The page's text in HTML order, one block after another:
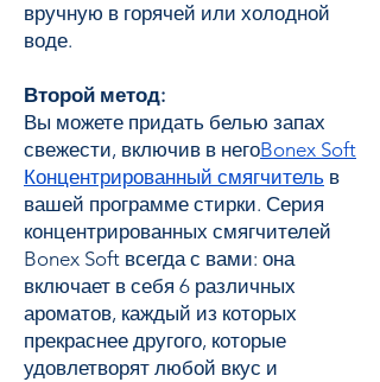
вручную в горячей или холодной
воде.
Второй метод:
Вы можете придать белью запах
свежести, включив в негоBonex Soft
Концентрированный смягчитель в
вашей программе стирки. Серия
концентрированных смягчителей
Bonex Soft всегда с вами: она
включает в себя 6 различных
ароматов, каждый из которых
прекраснее другого, которые
удовлетворят любой вкус и